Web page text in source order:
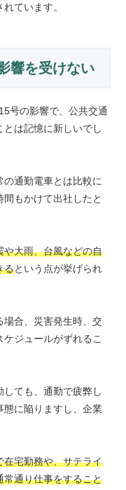
ています。
響を受けない
号の影響で、公共交通
は記憶に新しいでし
の通勤電車とは比較に
もかけて出社したと
や大雨、台風などの自
るという点が挙げられ
場合、災害発生時、交
ジュールがずれるこ
ても、通勤で疲弊し
態に陥りますし、企業
在宅勤務や、サテライ
常通り仕事をすること